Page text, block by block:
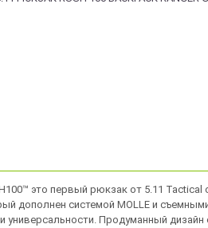
это первый рюкзак от 5.11 Tactical
дополнен системой MOLLE и
универсальности. Продуманный дизайн